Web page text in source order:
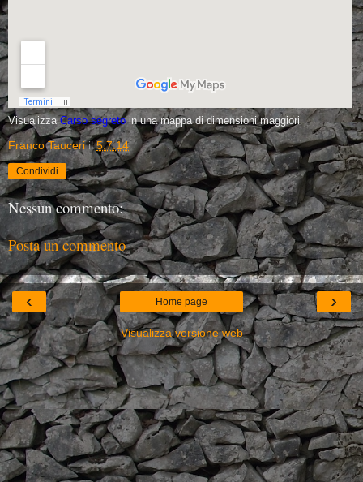
VisualizzaCarso segretoin una mappa di dimensioni maggiori
Franco Tauceri il5.7.14
Condividi
Nessun commento:
Posta un commento
‹ ›
Home page
Visualizza versione web